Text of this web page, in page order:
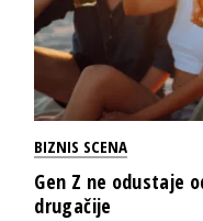
BIZNIS SCENA
Gen Z ne odustaje
drugačije